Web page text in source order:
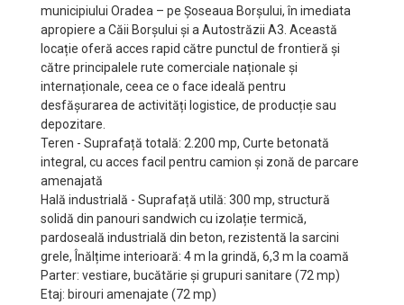
municipiului Oradea – pe Șoseaua Borșului, în imediata
apropiere a Căii Borșului și a Autostrăzii A3. Această
locație oferă acces rapid către punctul de frontieră și
către principalele rute comerciale naționale și
internaționale, ceea ce o face ideală pentru
desfășurarea de activități logistice, de producție sau
depozitare.
Teren - Suprafață totală: 2.200 mp, Curte betonată
integral, cu acces facil pentru camion și zonă de parcare
amenajată
Hală industrială - Suprafață utilă: 300 mp, structură
solidă din panouri sandwich cu izolație termică,
pardoseală industrială din beton, rezistentă la sarcini
grele, Înălțime interioară: 4 m la grindă, 6,3 m la coamă
Parter: vestiare, bucătărie și grupuri sanitare (72 mp)
Etaj: birouri amenajate (72 mp)